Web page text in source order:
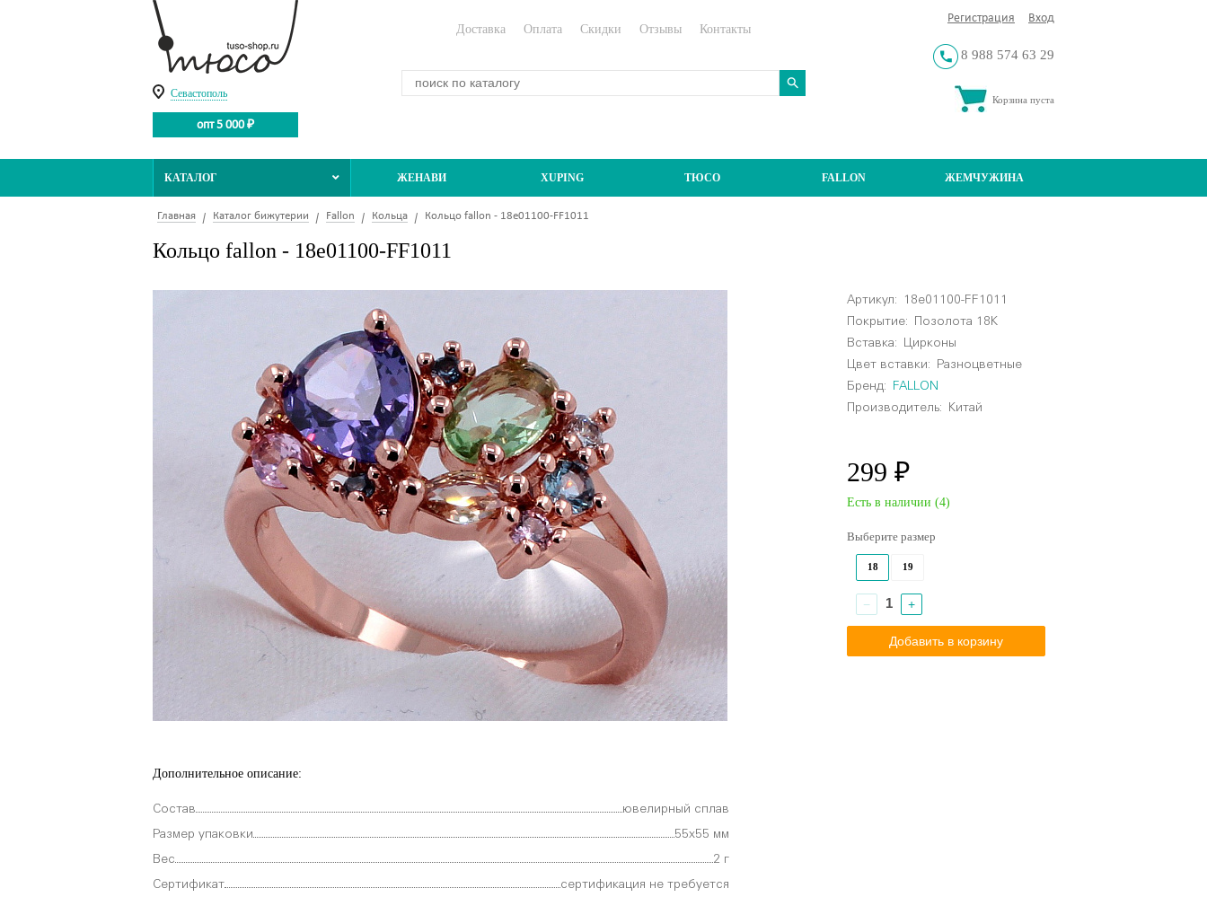
Севастополь
опт 5 000 ₽
Регистрация Вход
8 988 574 63 29
Корзина пуста
Доставка Оплата Скидки Отзывы Контакты
КАТАЛОГ ЖЕНАВИ XUPING ТЮСО FALLON ЖЕМЧУЖИНА
Главная Каталог бижутерии Fallon Кольца Кольцо fallon - 18e01100-FF1011
Кольцо fallon - 18e01100-FF1011
Артикул:
18e01100-FF1011
Покрытие: Позолота 18К
Вставка: Цирконы
Цвет вставки:
Разноцветные
Бренд:
FALLON
Производитель: Китай
299 ₽
Есть в наличии (4)
Выберите размер
18 19
− +
Дополнительное описание:
Состав ювелирный сплав
Размер упаковки 55х55 мм
Вес 2 г
Сертификат сертификация не требуется